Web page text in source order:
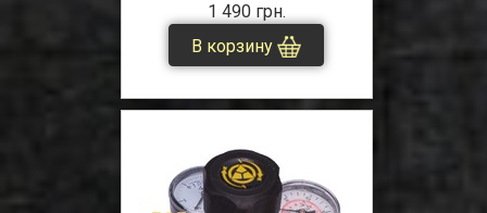
1 490 грн.
В корзину